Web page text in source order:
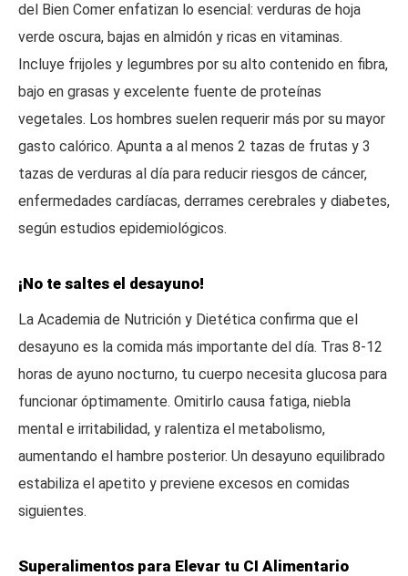
del Bien Comer enfatizan lo esencial: verduras de hoja
verde oscura, bajas en almidón y ricas en vitaminas.
Incluye frijoles y legumbres por su alto contenido en fibra,
bajo en grasas y excelente fuente de proteínas
vegetales. Los hombres suelen requerir más por su mayor
gasto calórico. Apunta a al menos 2 tazas de frutas y 3
tazas de verduras al día para reducir riesgos de cáncer,
enfermedades cardíacas, derrames cerebrales y diabetes,
según estudios epidemiológicos.
¡No te saltes el desayuno!
La Academia de Nutrición y Dietética confirma que el
desayuno es la comida más importante del día. Tras 8-12
horas de ayuno nocturno, tu cuerpo necesita glucosa para
funcionar óptimamente. Omitirlo causa fatiga, niebla
mental e irritabilidad, y ralentiza el metabolismo,
aumentando el hambre posterior. Un desayuno equilibrado
estabiliza el apetito y previene excesos en comidas
siguientes.
Superalimentos para Elevar tu CI Alimentario